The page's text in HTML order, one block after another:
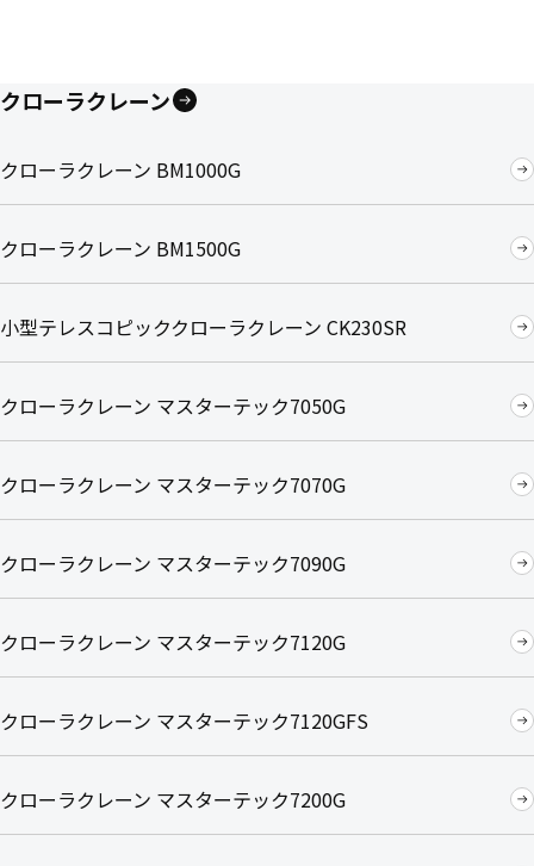
クローラクレーン
クローラクレーン BM1000G
クローラクレーン BM1500G
小型テレスコピッククローラクレーン CK230SR
クローラクレーン マスターテック7050G
クローラクレーン マスターテック7070G
クローラクレーン マスターテック7090G
クローラクレーン マスターテック7120G
クローラクレーン マスターテック7120GFS
クローラクレーン マスターテック7200G